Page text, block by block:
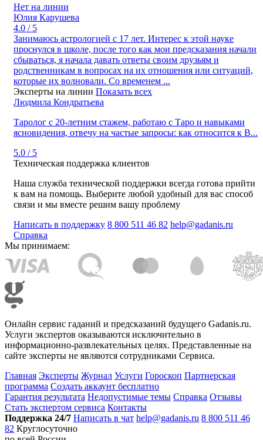
Нет на линии
Юлия Карушева
4.0 / 5
Занимаюсь астрологией с 17 лет. Интерес к этой науке
проснулся в школе, после того как мои предсказания начали
сбываться, я начала давать ответы своим друзьям и
родственникам в вопросах на их отношения или ситуаций,
которые их волновали. Со временем ...
Эксперты на линии Показать всех
Людмила Кондратьева
Таролог с 20‑летним стажем, работаю с Таро и навыками
ясновидения, отвечу на частые запросы: как относится к В...
5.0 / 5
Техническая поддержка клиентов
Наша служба технической поддержки всегда готова прийти
к вам на помощь. Выберите любой удобный для вас способ
связи и мы вместе решим вашу проблему
Написать в поддержку 8 800 511 46 82 help@gadanis.ru
Справка
Мы принимаем:
Онлайн сервис гаданий и предсказаний будущего Gadanis.ru.
Услуги экспертов оказываются исключительно в
информационно-развлекательных целях. Представленные на
сайте эксперты не являются сотрудниками Сервиса.
Главная Эксперты Журнал Услуги Гороскоп Партнерская
программа Создать аккаунт бесплатно
Гарантия результата Недопустимые темы Справка Отзывы
Стать экспертом сервиса Контакты
Поддержка 24/7 Написать в чат help@gadanis.ru 8 800 511 46
82 Круглосуточно